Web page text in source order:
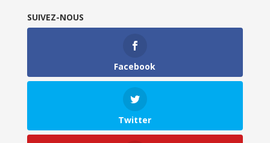
SUIVEZ-NOUS
Facebook
Twitter